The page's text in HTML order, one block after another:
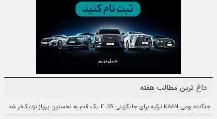
داغ ترین مطالب هفته
جنگنده بومی KAAN ترکیه برای جایگزینی F-35 یک قدم به نخستین پرواز نزدیک‌تر شد